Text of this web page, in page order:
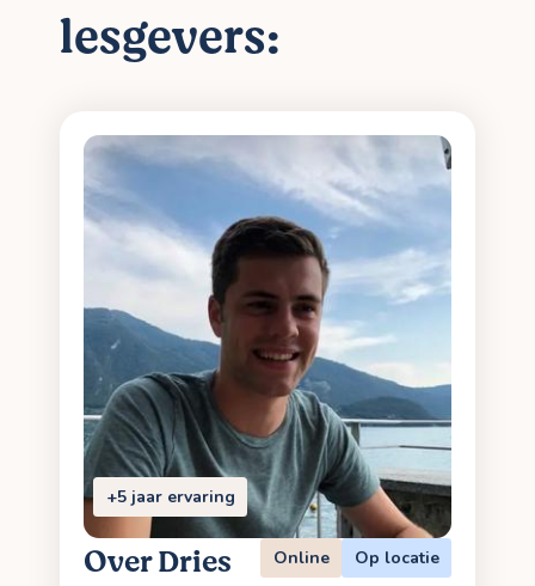
lesgevers:
+5 jaar ervaring
Over Dries Online Op locatie